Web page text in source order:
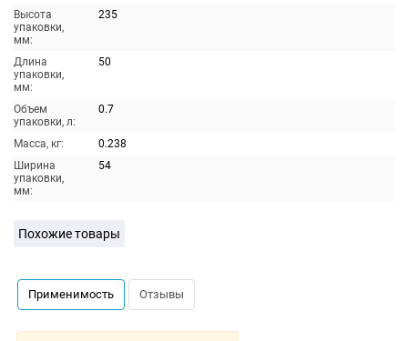
Высота
упаковки,
мм:
235
Длина
упаковки,
мм:
50
Объем
упаковки, л:
0.7
Масса, кг:
0.238
Ширина
упаковки,
мм:
54
Похожие товары
Применимость Отзывы